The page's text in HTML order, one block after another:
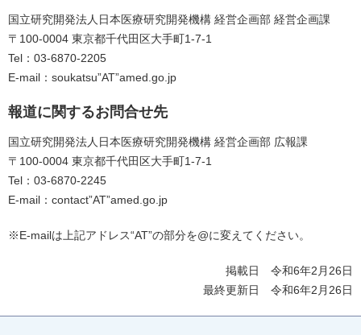
国立研究開発法人日本医療研究開発機構 経営企画部 経営企画課
〒100-0004 東京都千代田区大手町1-7-1
Tel：03-6870-2205
E-mail：soukatsu”AT”amed.go.jp
報道に関するお問合せ先
国立研究開発法人日本医療研究開発機構 経営企画部 広報課
〒100-0004 東京都千代田区大手町1-7-1
Tel：03-6870-2245
E-mail：contact”AT”amed.go.jp
※E-mailは上記アドレス“AT”の部分を@に変えてください。
掲載日 令和6年2月26日
最終更新日 令和6年2月26日